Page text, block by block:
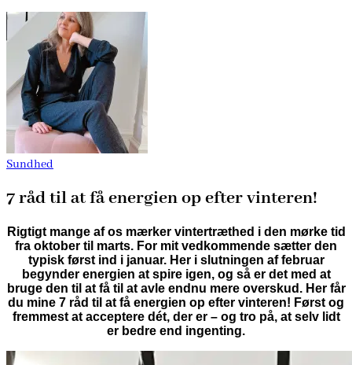
Sundhed
7 råd til at få energien op efter vinteren!
Rigtigt mange af os mærker vintertræthed i den mørke tid
fra oktober til marts. For mit vedkommende sætter den
typisk først ind i januar. Her i slutningen af februar
begynder energien at spire igen, og så er det med at
bruge den til at få til at avle endnu mere overskud. Her får
du mine 7 råd til at få energien op efter vinteren! Først og
fremmest at acceptere dét, der er – og tro på, at selv lidt
er bedre end ingenting.